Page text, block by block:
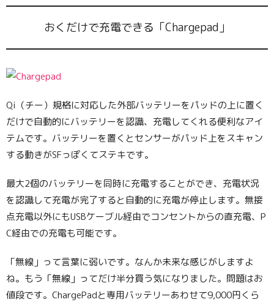
おくだけで充電できる「Chargepad」
Qi（チー）規格に対応した外部バッテリーをパッドの上に置く
だけで自動的にバッテリーを認識、充電してくれる便利なアイ
テムです。バッテリーを置くとセンサーがパッド上をスキャン
する動きがSFっぽくてステキです。
最大2個のバッテリーを同時に充電することができ、充電状況
を認識して充電が完了すると自動的に充電が停止します。無接
点充電以外にもUSBケーブル経由でコンセントからの直充電、P
C経由での充電も可能です。
「無線」って言葉に弱いです。なんか未来な感じがしますよ
ね。もう「無線」ってだけ半分買う気になりました。問題はお
値段です。ChargePadと専用バッテリーあわせて9,000円くら